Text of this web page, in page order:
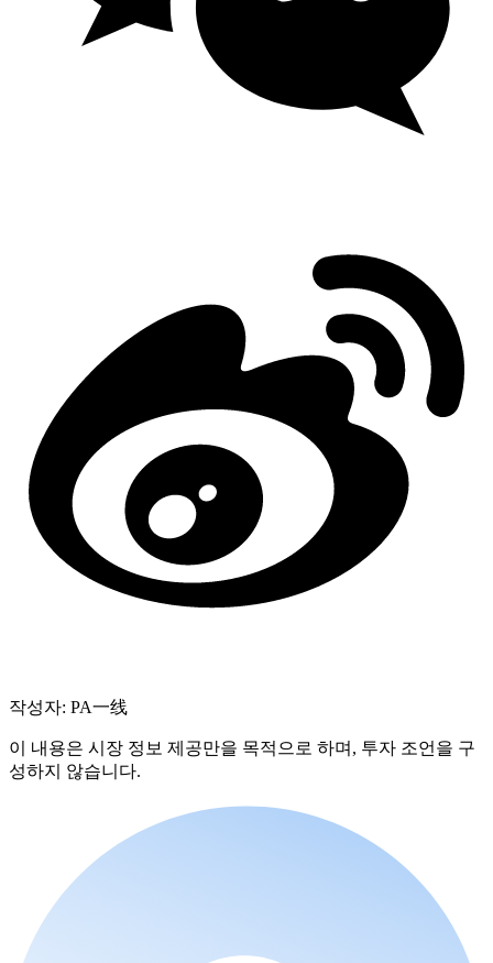
작성자: PA一线
이 내용은 시장 정보 제공만을 목적으로 하며, 투자 조언을 구
성하지 않습니다.